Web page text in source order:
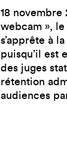
18 novembre
webcam »,
s’apprête à
puisqu’il est
des juges
rétention
audiences